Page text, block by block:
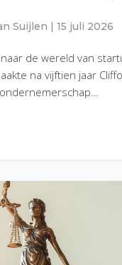
Suijlen 15 juli 2026
de wereld van
na vijftien jaar